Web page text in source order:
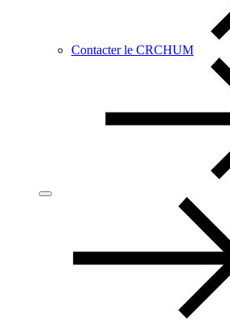
Contacter le CRCHUM